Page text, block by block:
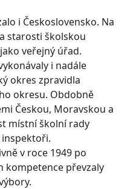
i Československo. Na
starosti školskou
veřejný úřad.
i nadále
okres zpravidla
okresu. Obdobně
Českou, Moravskou a
místní školní rady
v roce 1949 po
kompetence převzaly